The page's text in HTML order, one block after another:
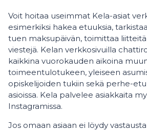
Voit hoitaa useimmat Kela-asiat
esimerkiksi hakea etuuksia,
tuen maksupäivän, toimittaa
viestejä. Kelan verkkosivuilla
kaikkina vuorokauden aikoina
toimeentulotukeen, yleiseen
opiskelijoiden tukiin sekä perhe-
asioissa. Kela palvelee asiakkaita
Instagramissa.
Jos omaan asiaan ei löydy